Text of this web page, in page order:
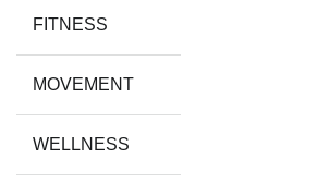
FITNESS
MOVEMENT
WELLNESS